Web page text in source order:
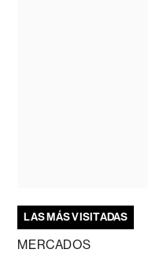
LAS MÁS VISITADAS
MERCADOS